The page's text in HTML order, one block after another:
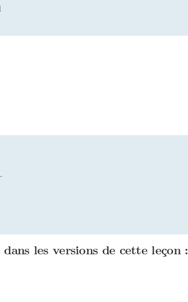
les versions de cette leçon :